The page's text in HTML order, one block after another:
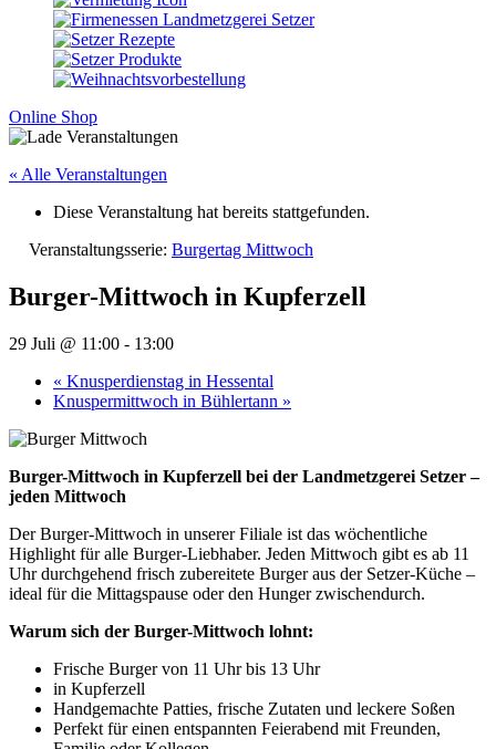
Online Shop
« Alle Veranstaltungen
Diese Veranstaltung hat bereits stattgefunden.
Veranstaltungsserie: Burgertag Mittwoch
Burger-Mittwoch in Kupferzell
29 Juli @ 11:00 - 13:00
« Knusperdienstag in Hessental
Knuspermittwoch in Bühlertann »
Burger-Mittwoch in Kupferzell bei der Landmetzgerei Setzer –
jeden Mittwoch
Der Burger-Mittwoch in unserer Filiale ist das wöchentliche
Highlight für alle Burger-Liebhaber. Jeden Mittwoch gibt es ab 11
Uhr durchgehend frisch zubereitete Burger aus der Setzer-Küche –
ideal für die Mittagspause oder den Hunger zwischendurch.
Warum sich der Burger-Mittwoch lohnt:
Frische Burger von 11 Uhr bis 13 Uhr
in Kupferzell
Handgemachte Patties, frische Zutaten und leckere Soßen
Perfekt für einen entspannten Feierabend mit Freunden,